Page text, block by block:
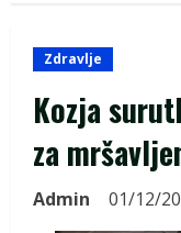
Zdravlje
Kozja
za
Admin 01/12/